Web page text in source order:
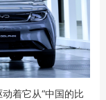
着它从“中国的比